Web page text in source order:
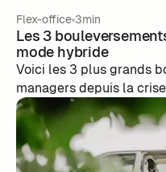
Flex-office 3min
Les 3
mode hybride
Voici les 3 plus grands
managers depuis la